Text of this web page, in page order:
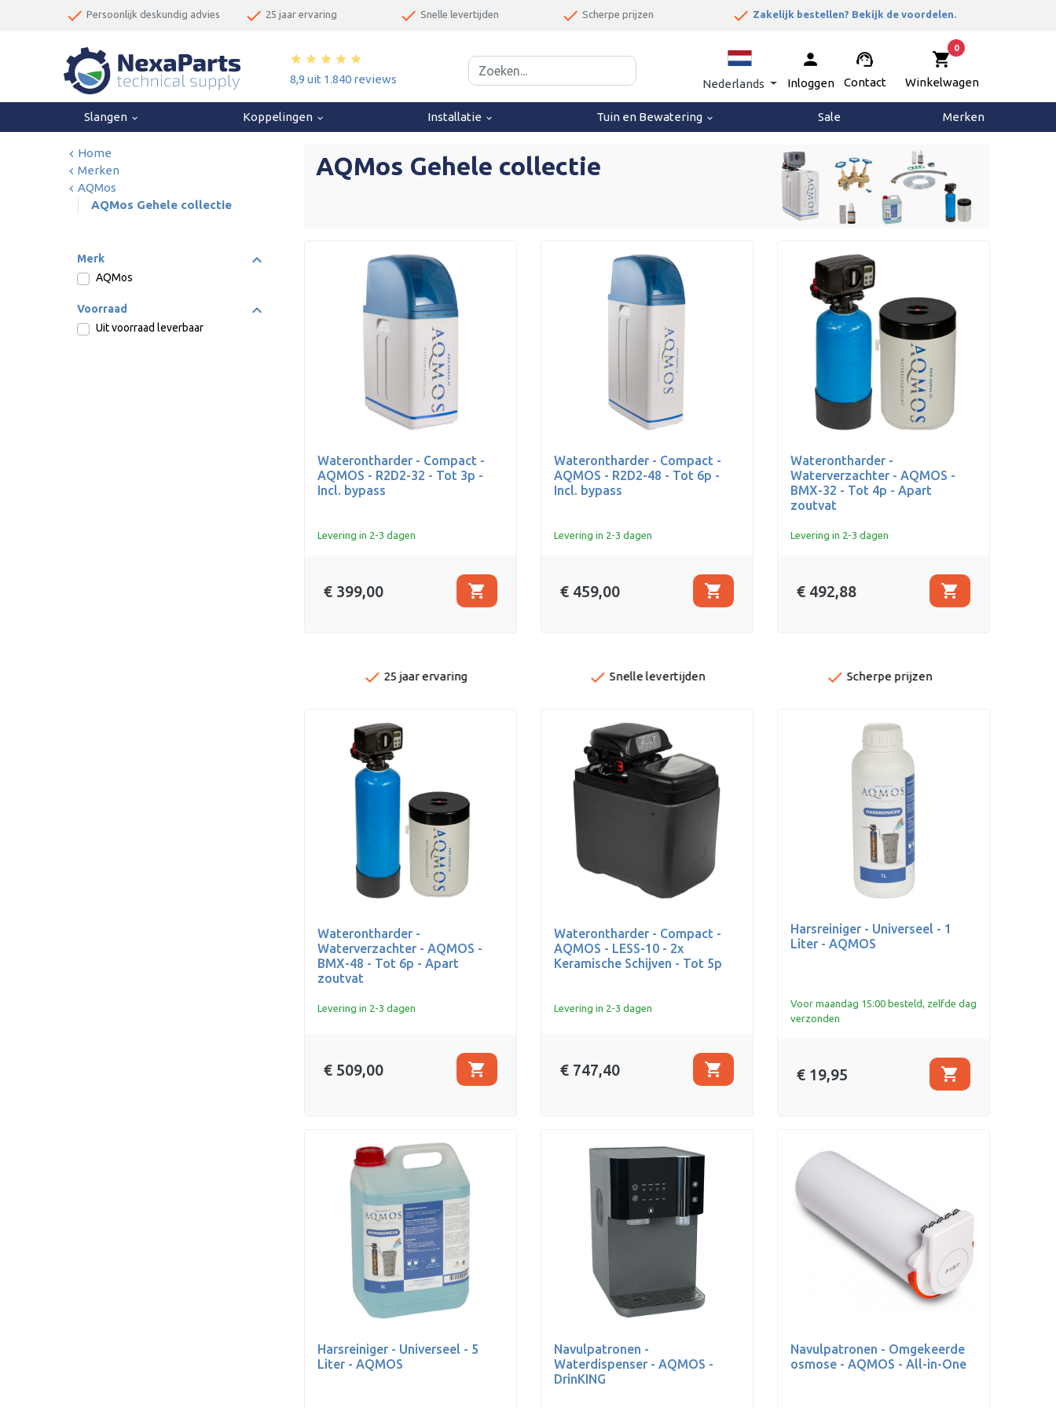
done Persoonlijk deskundig advies done 25 jaar ervaring done Snelle levertijden done Scherpe prijzen done Zakelijk bestellen? Bekijk de voordelen.
star star star star star
8,9 uit 1.840 reviews Nederlands
person
Inloggen
support_agent
Contact
shopping_cart
0
Winkelwagen
Slangen keyboard_arrow_down Koppelingen keyboard_arrow_down Installatie keyboard_arrow_down Tuin en Bewatering keyboard_arrow_down Sale Merken
Home
Merken
AQMos
AQMos Gehele collectie
Merk
AQMos
Voorraad
Uit voorraad leverbaar
AQMos Gehele collectie
Waterontharder - Compact -
AQMOS - R2D2-32 - Tot 3p -
Incl. bypass
Levering in 2-3 dagen
€ 399,00 shopping_cart
Waterontharder - Compact -
AQMOS - R2D2-48 - Tot 6p -
Incl. bypass
Levering in 2-3 dagen
€ 459,00 shopping_cart
Waterontharder -
Waterverzachter - AQMOS -
BMX-32 - Tot 4p - Apart
zoutvat
Levering in 2-3 dagen
€ 492,88 shopping_cart
done 25 jaar ervaring done Snelle levertijden done Scherpe prijzen
Waterontharder -
Waterverzachter - AQMOS -
BMX-48 - Tot 6p - Apart
zoutvat
Levering in 2-3 dagen
€ 509,00 shopping_cart
Waterontharder - Compact -
AQMOS - LESS-10 - 2x
Keramische Schijven - Tot 5p
Levering in 2-3 dagen
€ 747,40 shopping_cart
Harsreiniger - Universeel - 1
Liter - AQMOS
Voor maandag 15:00 besteld, zelfde dag
verzonden
€ 19,95 shopping_cart
Harsreiniger - Universeel - 5
Liter - AQMOS
Navulpatronen -
Waterdispenser - AQMOS -
DrinKING
Navulpatronen - Omgekeerde
osmose - AQMOS - All-in-One